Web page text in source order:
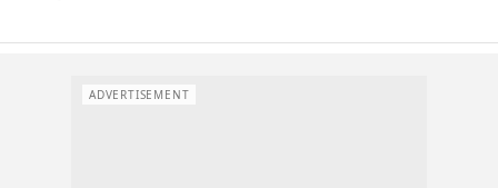
ADVERTISEMENT